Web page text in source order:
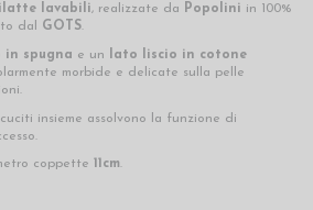
lavabili, realizzate da Popolini in 100%
dal GOTS.
in spugna e un lato liscio in cotone
morbide e delicate sulla pelle
insieme assolvono la funzione di
coppette 11cm.